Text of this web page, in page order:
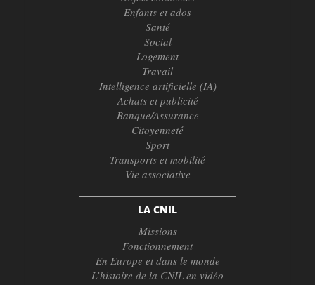
Enfants et ados
Santé
Social
Logement
Travail
Intelligence artificielle (IA)
Achats et publicité
Banque/Assurance
Citoyenneté
Sport
Transports et mobilité
Vie associative
LA CNIL
Missions
Fonctionnement
En Europe et dans le monde
L’histoire de la CNIL en vidéo